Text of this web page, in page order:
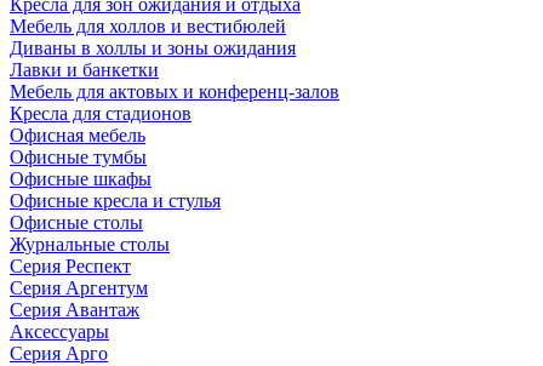
Кресла для зон ожидания и отдыха
Мебель для холлов и вестибюлей
Диваны в холлы и зоны ожидания
Лавки и банкетки
Мебель для актовых и конференц-залов
Кресла для стадионов
Офисная мебель
Офисные тумбы
Офисные шкафы
Офисные кресла и стулья
Офисные столы
Журнальные столы
Серия Респект
Серия Аргентум
Серия Авантаж
Аксессуары
Серия Арго